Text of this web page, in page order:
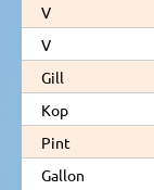
V
V
Gill
Kop
Pint
Gallon